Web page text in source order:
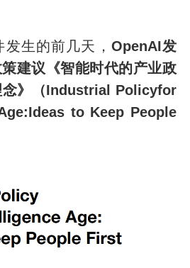
生的前几天， OpenAI发
建议《智能时代的产业政
念》（Industrial Policyfor
to Keep People